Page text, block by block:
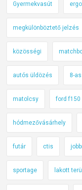
Gyermekvasút
megkülönböztető jelzés
közösségi
autós üldözés 8-as
matolcsy ford f150
hódmezővásárhely
futár ctis
sportage lakott